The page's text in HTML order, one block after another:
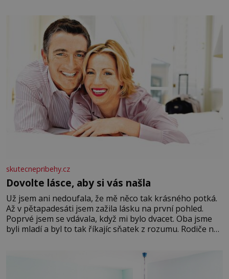
se na koloběžce a den zakončit poznáváním památek ve
Velkých Losinách nebo v termálním
skutecnepribehy.cz
Dovolte lásce, aby si vás našla
Už jsem ani nedoufala, že mě něco tak krásného potká.
Až v pětapadesáti jsem zažila lásku na první pohled.
Poprvé jsem se vdávala, když mi bylo dvacet. Oba jsme
byli mladí a byl to tak říkajíc sňatek z rozumu. Rodiče nás